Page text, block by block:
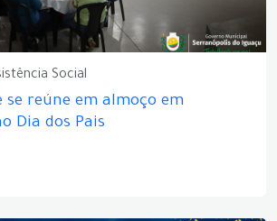
Social
se reúne em almoço em
Dia dos Pais